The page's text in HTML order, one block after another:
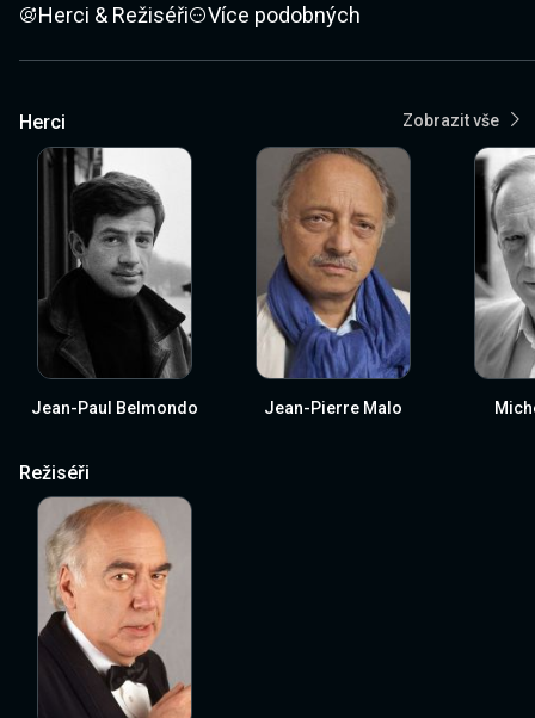
Herci & Režiséři Více podobných
Herci Zobrazit vše
Jean-Paul Belmondo Jean-Pierre Malo
Režiséři